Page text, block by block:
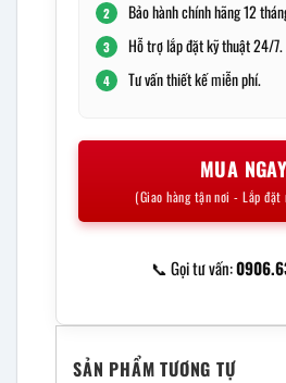
2 Bảo hành chính hãng 12
3 Hỗ trợ lắp đặt kỹ thuật 24/7.
4 Tư vấn thiết kế miễn phí.
MUA NGAY
(Giao hàng tận nơi - Lắp đặt
📞 Gọi tư vấn:
SẢN PHẨM TƯƠNG TỰ